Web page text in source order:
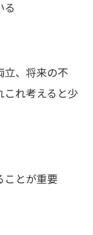
る
立、将来の不
これ考えると少
ことが重要